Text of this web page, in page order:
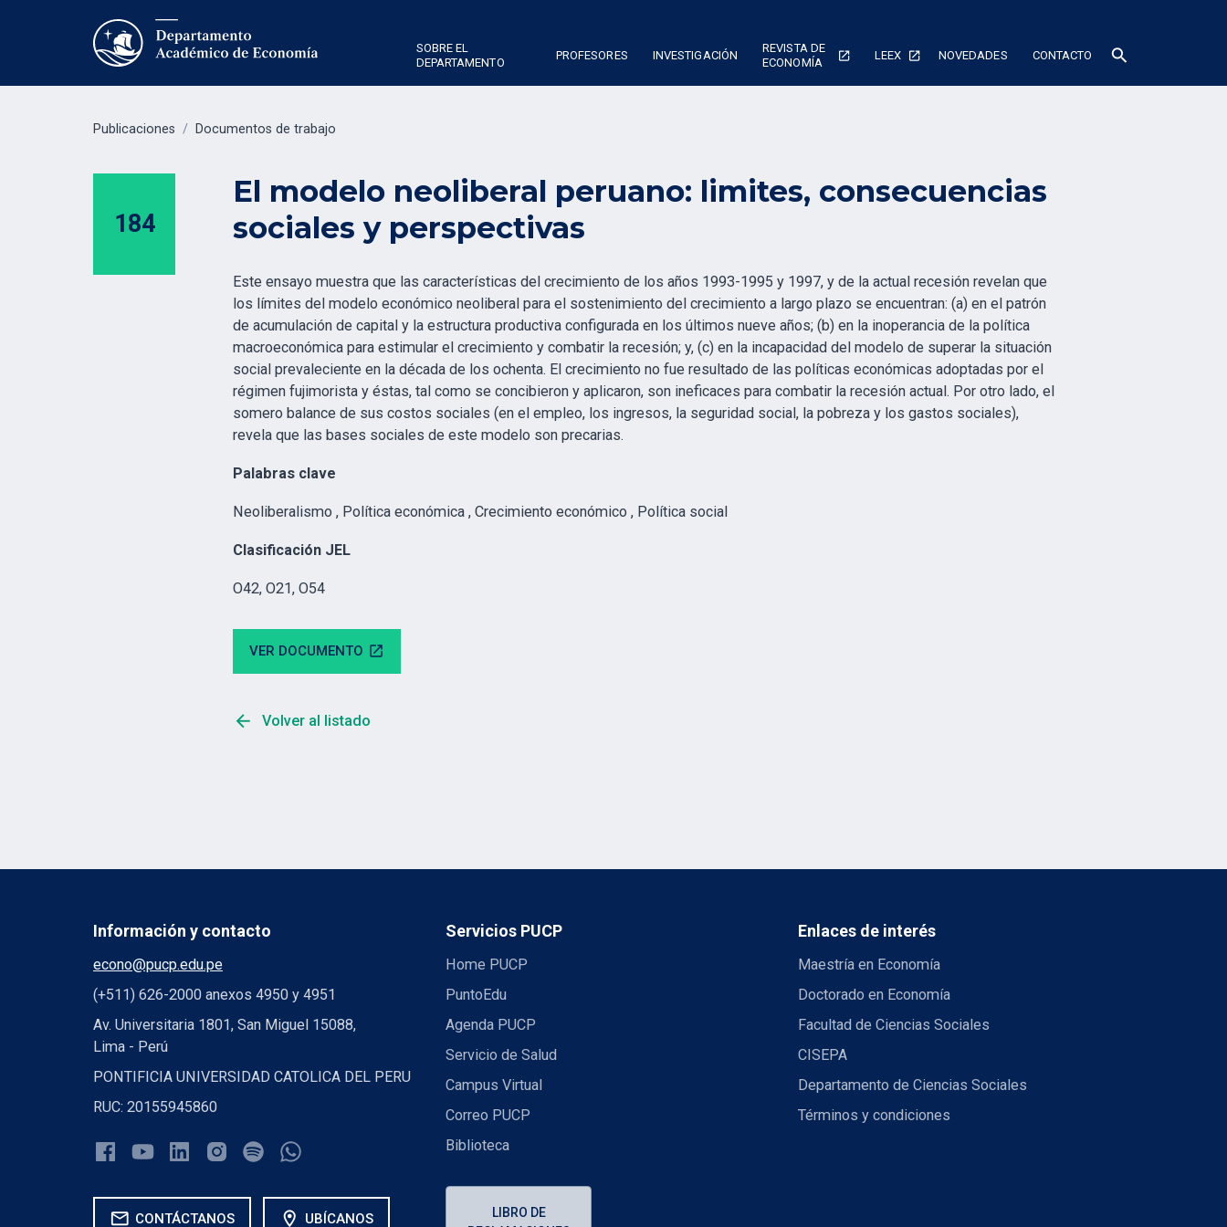
SOBRE EL
DEPARTAMENTO
PROFESORES INVESTIGACIÓN
REVISTA DE
ECONOMÍA
LEEX NOVEDADES CONTACTO search
Publicaciones / Documentos de trabajo
184
El modelo neoliberal peruano: limites, consecuencias
sociales y perspectivas
Este ensayo muestra que las características del crecimiento de los años 1993-1995 y 1997, y de la actual recesión revelan que
los límites del modelo económico neoliberal para el sostenimiento del crecimiento a largo plazo se encuentran: (a) en el patrón
de acumulación de capital y la estructura productiva configurada en los últimos nueve años; (b) en la inoperancia de la política
macroeconómica para estimular el crecimiento y combatir la recesión; y, (c) en la incapacidad del modelo de superar la situación
social prevaleciente en la década de los ochenta. El crecimiento no fue resultado de las políticas económicas adoptadas por el
régimen fujimorista y éstas, tal como se concibieron y aplicaron, son ineficaces para combatir la recesión actual. Por otro lado, el
somero balance de sus costos sociales (en el empleo, los ingresos, la seguridad social, la pobreza y los gastos sociales),
revela que las bases sociales de este modelo son precarias.
Palabras clave
Neoliberalismo , Política económica , Crecimiento económico , Política social
Clasificación JEL
O42, O21, O54
VER DOCUMENTO open_in_new
arrow_back Volver al listado
Información y contacto
econo@pucp.edu.pe
(+511) 626-2000 anexos 4950 y 4951
Av. Universitaria 1801, San Miguel 15088,
Lima - Perú
PONTIFICIA UNIVERSIDAD CATOLICA DEL PERU
RUC: 20155945860
mail CONTÁCTANOS location_on UBÍCANOS
Servicios PUCP
Home PUCP
PuntoEdu
Agenda PUCP
Servicio de Salud
Campus Virtual
Correo PUCP
Biblioteca
LIBRO DE
Enlaces de interés
Maestría en Economía
Doctorado en Economía
Facultad de Ciencias Sociales
CISEPA
Departamento de Ciencias Sociales
Términos y condiciones